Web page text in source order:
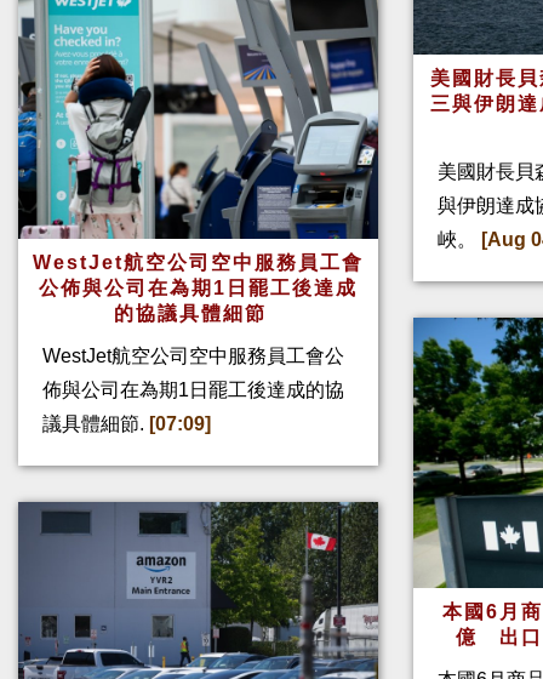
WestJet航空公司空中服務員工會
公佈與公司在為期1日罷工後達成
的協議具體細節
WestJet航空公司空中服務員工會公
佈與公司在為期1日罷工後達成的協
議具體細節. [07:09]
美國財長
三與伊朗
美國財長貝
與伊朗達成
峽。
[Aug
本國6月
億 出口